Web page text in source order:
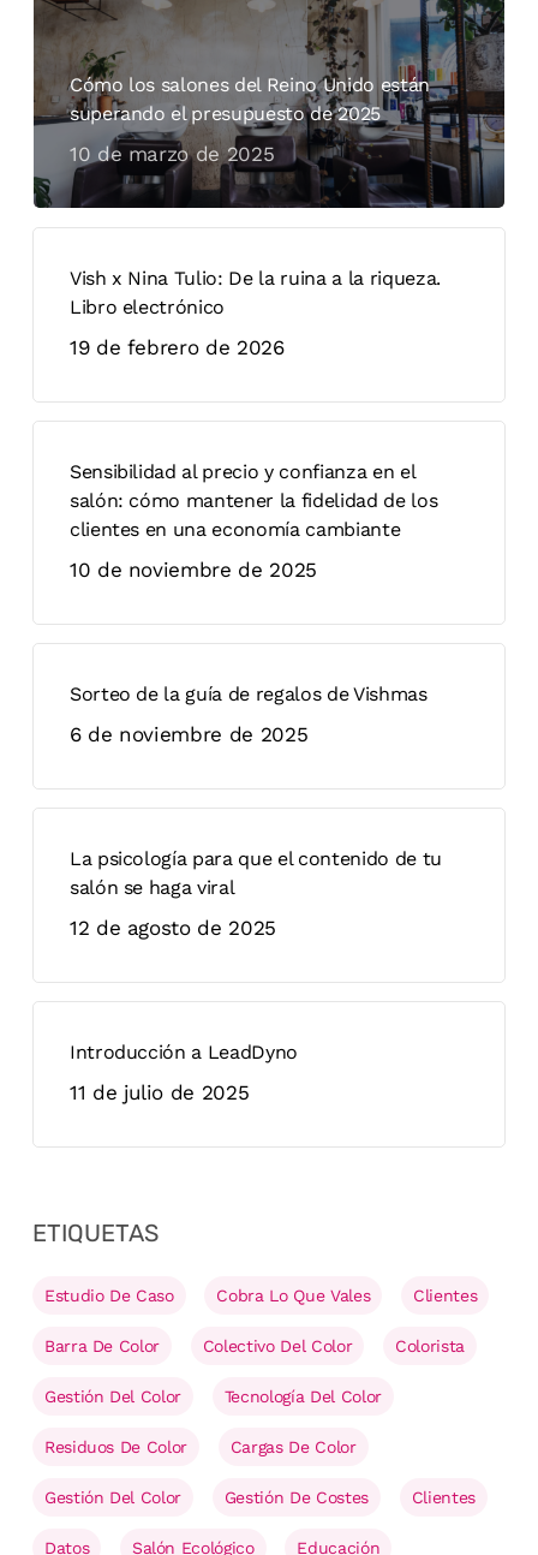
Cómo los salones del Reino Unido están
superando el presupuesto de 2025
10 de marzo de 2025
Vish x Nina Tulio: De la ruina a la riqueza.
Libro electrónico
19 de febrero de 2026
Sensibilidad al precio y confianza en el
salón: cómo mantener la fidelidad de los
clientes en una economía cambiante
10 de noviembre de 2025
Sorteo de la guía de regalos de Vishmas
6 de noviembre de 2025
La psicología para que el contenido de tu
salón se haga viral
12 de agosto de 2025
Introducción a LeadDyno
11 de julio de 2025
ETIQUETAS
Estudio De Caso Cobra Lo Que Vales Clientes
Barra De Color Colectivo Del Color Colorista
Gestión Del Color Tecnología Del Color
Residuos De Color Cargas De Color
Gestión Del Color Gestión De Costes Clientes
Datos Salón Ecológico Educación